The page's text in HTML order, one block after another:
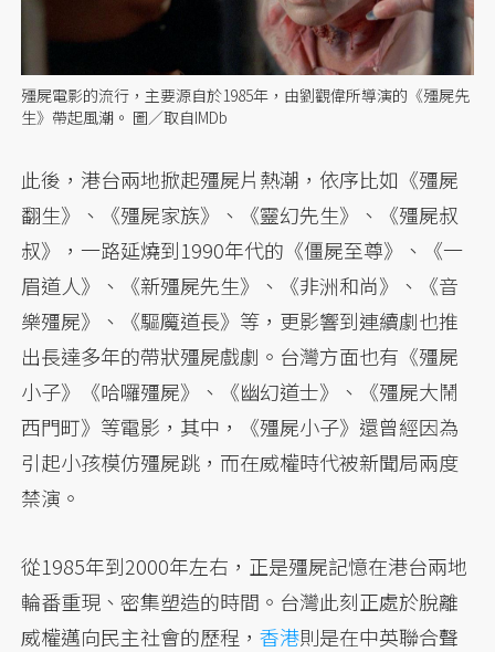
殭屍電影的流行，主要源自於1985年，由劉觀偉所導演的《殭屍先
生》帶起風潮。 圖／取自IMDb
此後，港台兩地掀起殭屍片熱潮，依序比如《殭屍
翻生》、《殭屍家族》、《靈幻先生》、《殭屍叔
叔》，一路延燒到1990年代的《僵屍至尊》、《一
眉道人》、《新殭屍先生》、《非洲和尚》、《音
樂殭屍》、《驅魔道長》等，更影響到連續劇也推
出長達多年的帶狀殭屍戲劇。台灣方面也有《殭屍
小子》《哈囉殭屍》、《幽幻道士》、《殭屍大鬧
西門町》等電影，其中，《殭屍小子》還曾經因為
引起小孩模仿殭屍跳，而在威權時代被新聞局兩度
禁演。
從1985年到2000年左右，正是殭屍記憶在港台兩地
輪番重現、密集塑造的時間。台灣此刻正處於脫離
威權邁向民主社會的歷程，香港則是在中英聯合聲